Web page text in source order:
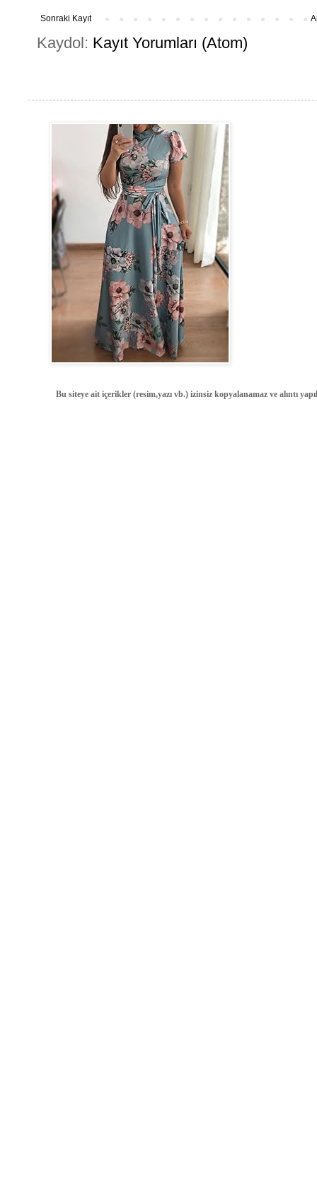
Sonraki Kayıt
Kaydol: Kayıt Yorumları (Atom)
Bu siteye ait içerikler (resim,yazı vb.) izinsiz kopyalanamaz ve alıntı